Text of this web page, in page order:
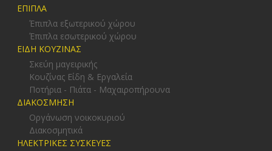
ΕΠΙΠΛΑ
Έπιπλα εξωτερικού χώρου
Έπιπλα εσωτερικού χώρου
ΕΙΔΗ ΚΟΥΖΙΝΑΣ
Σκεύη μαγειρικής
Κουζίνας Είδη & Εργαλεία
Ποτήρια - Πιάτα - Μαχαιροπήρουνα
ΔΙΑΚΟΣΜΗΣΗ
Οργάνωση νοικοκυριού
Διακοσμητικά
ΗΛΕΚΤΡΙΚΕΣ ΣΥΣΚΕΥΕΣ